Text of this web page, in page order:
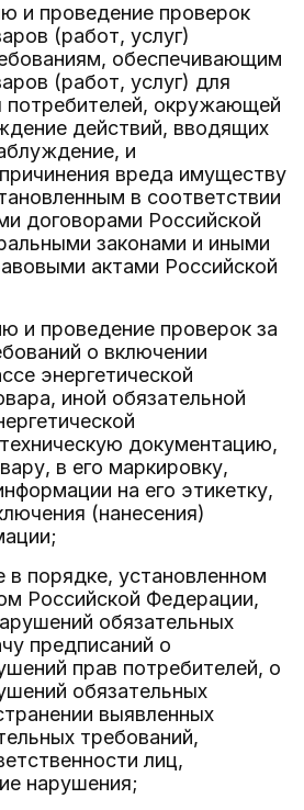
и проведение проверок
(работ, услуг)
обеспечивающим
(работ, услуг) для
потребителей, окружающей
действий, вводящих
и
вреда имуществу
в соответствии
договорами Российской
законами и иными
актами Российской
и проведение проверок за
о включении
энергетической
иной обязательной
документацию,
в его маркировку,
на его этикетку,
(нанесения)
в порядке, установленном
Российской Федерации,
обязательных
предписаний о
прав потребителей, о
обязательных
выявленных
требований,
лиц,
нарушения;